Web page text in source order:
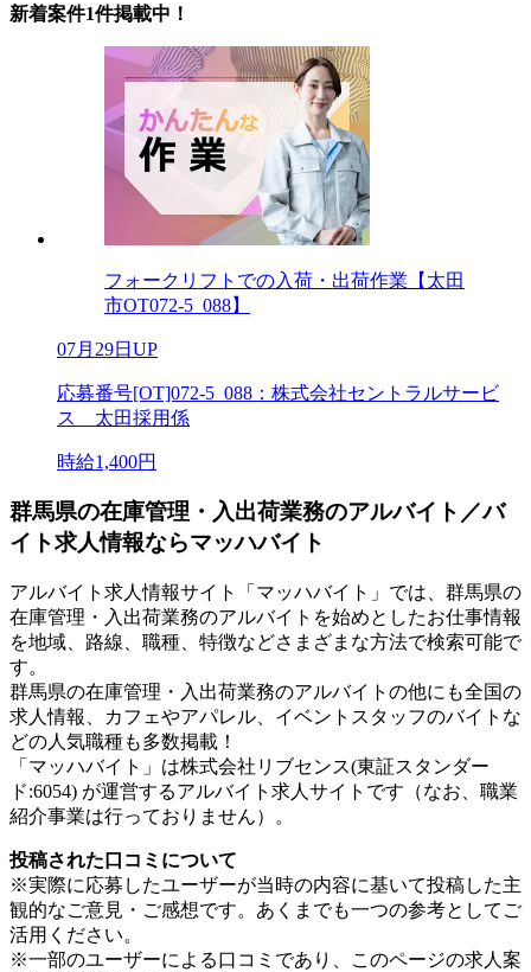
新着案件1件掲載中！
フォークリフトでの入荷・出荷作業【太田
市OT072-5_088】
07月29日UP
応募番号[OT]072-5_088：株式会社セントラルサービ
ス 太田採用係
時給1,400円
群馬県の在庫管理・入出荷業務のアルバイト／バ
イト求人情報ならマッハバイト
アルバイト求人情報サイト「マッハバイト」では、群馬県の
在庫管理・入出荷業務のアルバイトを始めとしたお仕事情報
を地域、路線、職種、特徴などさまざまな方法で検索可能で
す。
群馬県の在庫管理・入出荷業務のアルバイトの他にも全国の
求人情報、カフェやアパレル、イベントスタッフのバイトな
どの人気職種も多数掲載！
「マッハバイト」は株式会社リブセンス(東証スタンダー
ド:6054) が運営するアルバイト求人サイトです（なお、職業
紹介事業は行っておりません）。
投稿された口コミについて
※実際に応募したユーザーが当時の内容に基いて投稿した主
観的なご意見・ご感想です。あくまでも一つの参考としてご
活用ください。
※一部のユーザーによる口コミであり、このページの求人案